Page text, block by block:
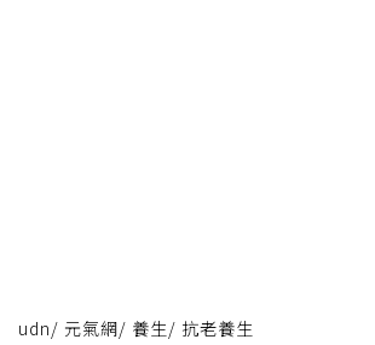
udn/ 元氣網/ 養生/ 抗老養生